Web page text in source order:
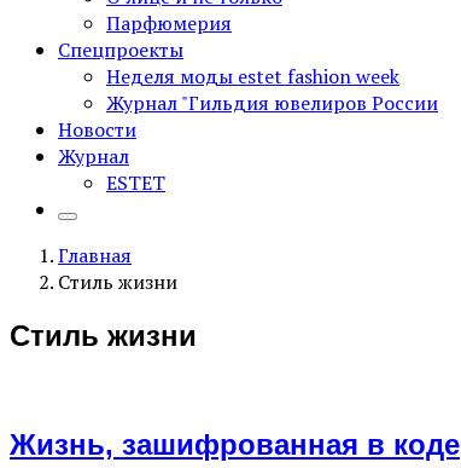
Парфюмерия
Спецпроекты
Неделя моды estet fashion week
Журнал "Гильдия ювелиров России
Новости
Журнал
ESTET
Главная
Стиль жизни
Стиль жизни
Жизнь, зашифрованная в коде